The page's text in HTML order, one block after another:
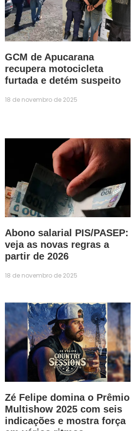
GCM de Apucarana
recupera motocicleta
furtada e detém suspeito
18 de novembro de 2025
Abono salarial PIS/PASEP:
veja as novas regras a
partir de 2026
18 de novembro de 2025
Zé Felipe domina o Prêmio
Multishow 2025 com seis
indicações e mostra força